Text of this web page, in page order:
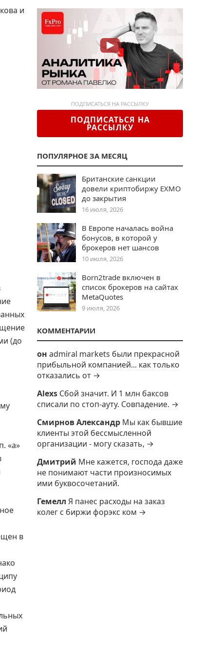
и
(до
«а»
в
ПОДПИСАТЬСЯ НА РАССЫЛКУ
ПОДПИСАТЬСЯ НА
РАССЫЛКУ
ПОПУЛЯРНОЕ ЗА МЕСЯЦ
Британские санкции
довели криптобиржу EXMO
до закрытия
16 июля, 2026
В Европе началась война
бонусов, в которой у
брокеров нет шансов
10 июля, 2026
Born2trade включен в
список брокеров на сайтах
MetaQuotes
9 июля, 2026
КОММЕНТАРИИ
он admiral markets были прекрасной
прибыльной компанией... как только
отказались от →
Alexs Сбой значит. И 1 млн баксов
списали по стоп-ауту. Совпадение. →
Смирнов Александр Мы как бывшие
клиенты этой бессмысленной
организации - могу сказать, →
Дмитрий Мне кажется, господа даже
не понимают части произносимых
ими буквосочетаний.
Гемелл Я панес расходы на заказ
колег с биржи форэкс ком →